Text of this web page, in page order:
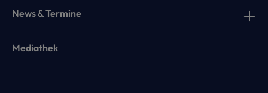
News & Termine
Mediathek